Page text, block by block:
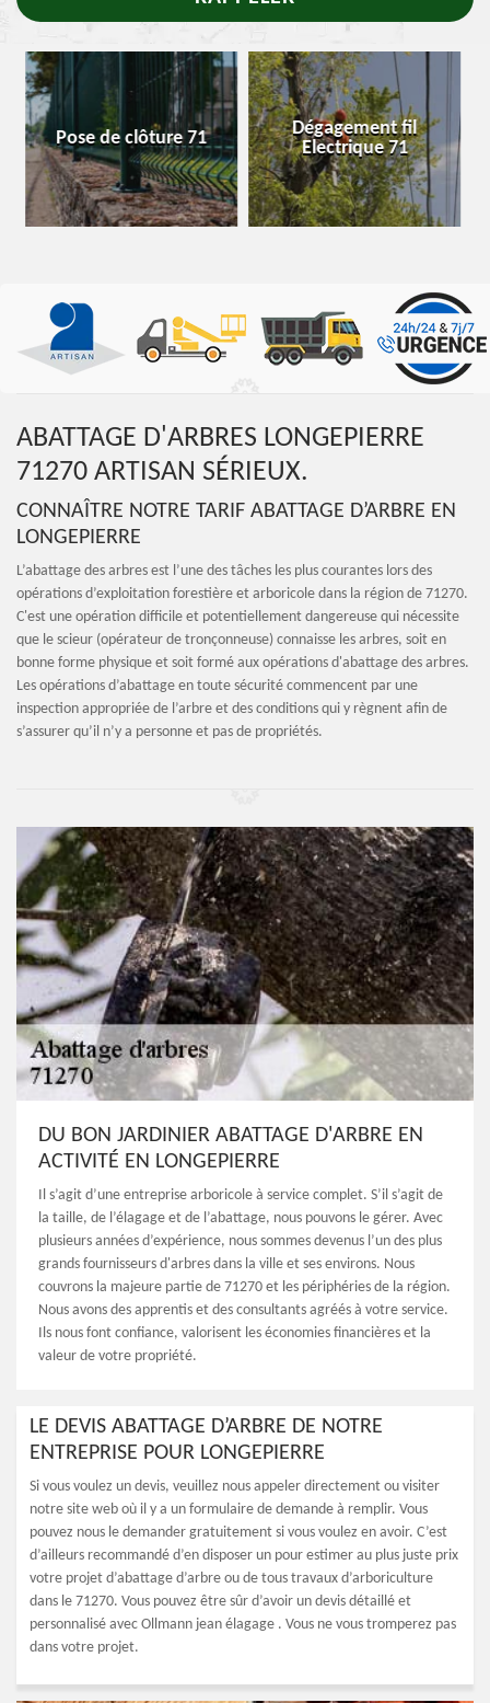
Dégagement fil
Electrique 71
Traitement et
Enlevement nid de
chenille 71
ABATTAGE D'ARBRES LONGEPIERRE
71270 ARTISAN SÉRIEUX.
CONNAÎTRE NOTRE TARIF ABATTAGE D’ARBRE EN
LONGEPIERRE
L’abattage des arbres est l’une des tâches les plus courantes lors des
opérations d’exploitation forestière et arboricole dans la région de 71270.
C'est une opération difficile et potentiellement dangereuse qui nécessite
que le scieur (opérateur de tronçonneuse) connaisse les arbres, soit en
bonne forme physique et soit formé aux opérations d'abattage des arbres.
Les opérations d’abattage en toute sécurité commencent par une
inspection appropriée de l’arbre et des conditions qui y règnent afin de
s’assurer qu’il n’y a personne et pas de propriétés.
DU BON JARDINIER ABATTAGE D'ARBRE EN
ACTIVITÉ EN LONGEPIERRE
Il s’agit d’une entreprise arboricole à service complet. S’il s’agit de
la taille, de l’élagage et de l’abattage, nous pouvons le gérer. Avec
plusieurs années d’expérience, nous sommes devenus l’un des plus
grands fournisseurs d'arbres dans la ville et ses environs. Nous
couvrons la majeure partie de 71270 et les périphéries de la région.
Nous avons des apprentis et des consultants agréés à votre service.
Ils nous font confiance, valorisent les économies financières et la
valeur de votre propriété.
LE DEVIS ABATTAGE D’ARBRE DE NOTRE
ENTREPRISE POUR LONGEPIERRE
Si vous voulez un devis, veuillez nous appeler directement ou visiter
notre site web où il y a un formulaire de demande à remplir. Vous
pouvez nous le demander gratuitement si vous voulez en avoir. C’est
d’ailleurs recommandé d’en disposer un pour estimer au plus juste prix
votre projet d’abattage d’arbre ou de tous travaux d’arboriculture
dans le 71270. Vous pouvez être sûr d’avoir un devis détaillé et
personnalisé avec Ollmann jean élagage . Vous ne vous tromperez pas
dans votre projet.